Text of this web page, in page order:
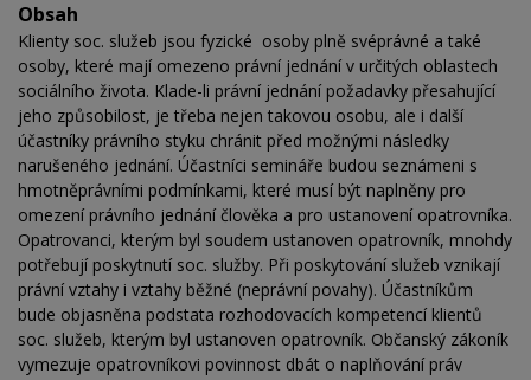
Obsah
Klienty soc. služeb jsou fyzické osoby plně svéprávné a také
osoby, které mají omezeno právní jednání v určitých oblastech
sociálního života. Klade-li právní jednání požadavky přesahující
jeho způsobilost, je třeba nejen takovou osobu, ale i další
účastníky právního styku chránit před možnými následky
narušeného jednání. Účastníci semináře budou seznámeni s
hmotněprávními podmínkami, které musí být naplněny pro
omezení právního jednání člověka a pro ustanovení opatrovníka.
Opatrovanci, kterým byl soudem ustanoven opatrovník, mnohdy
potřebují poskytnutí soc. služby. Při poskytování služeb vznikají
právní vztahy i vztahy běžné (neprávní povahy). Účastníkům
bude objasněna podstata rozhodovacích kompetencí klientů
soc. služeb, kterým byl ustanoven opatrovník. Občanský zákoník
vymezuje opatrovníkovi povinnost dbát o naplňování práv